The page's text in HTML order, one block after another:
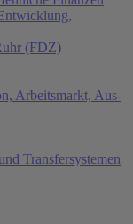
(FDZ)
Arbeitsmarkt, Aus-
Transfersystemen